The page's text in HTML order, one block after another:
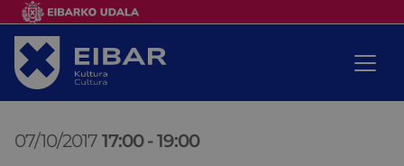
07/10/2017 17:00 -19:00